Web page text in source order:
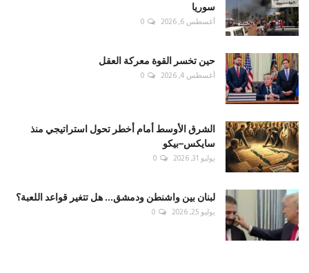
سوريا
أغسطس 6, 2026 0
حين تخسر القوة معركة العقل
أغسطس 4, 2026 0
الشرق الأوسط أمام أخطر تحول استراتيجي منذ
سايكس–بيكو
يوليو 31, 2026 0
لبنان بين واشنطن ودمشق... هل تتغير قواعد اللعبة؟
يوليو 25, 2026 0